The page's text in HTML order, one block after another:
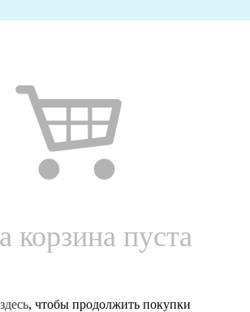
корзина пуста
, чтобы продолжить покупки